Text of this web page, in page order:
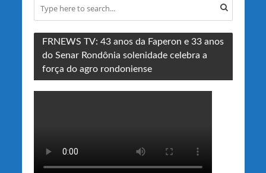
FRNEWS TV: 43 anos da Faperon e 33 anos
do Senar Rondônia solenidade celebra a
força do agro rondoniense